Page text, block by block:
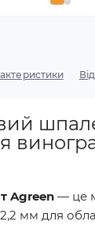
Agreen — це
мм для